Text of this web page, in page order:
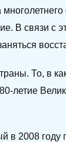
В связи с
То, в
летие
в 2008